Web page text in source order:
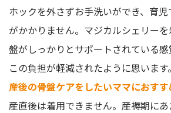
ホックを外さずお手洗いができ、育
がかかりません。マジカルシェリー
盤がしっかりとサポートされている
この負担が軽減されたように思います。
産後の骨盤ケアをしたいママにおす
産直後は着用できません。産褥期に